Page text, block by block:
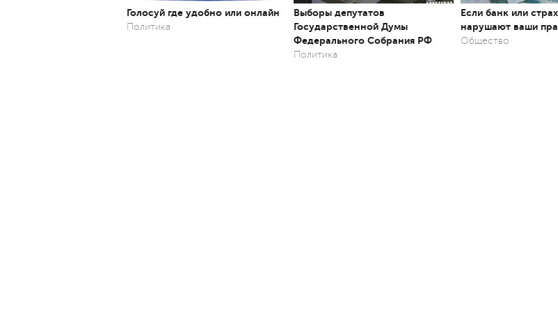
Голосуй где удобно или онлайн
Политика
Выборы депутатов
Государственной Думы
Федерального Собрания РФ
Политика
Если банк или
нарушают ваши
Общество